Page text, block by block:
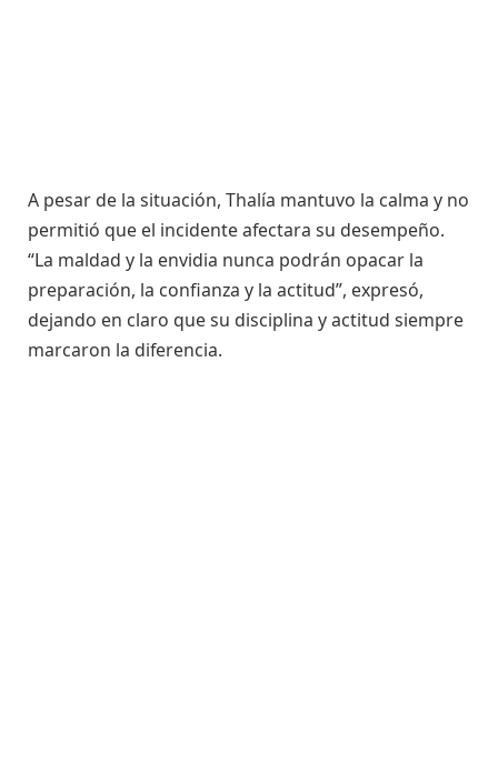
A pesar de la situación, Thalía mantuvo la calma y no
permitió que el incidente afectara su desempeño.
“La maldad y la envidia nunca podrán opacar la
preparación, la confianza y la actitud”, expresó,
dejando en claro que su disciplina y actitud siempre
marcaron la diferencia.